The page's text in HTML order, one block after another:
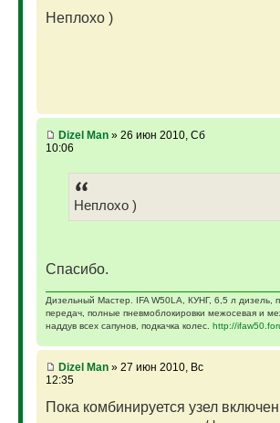
Неплохо )
Dizel Man» 26 июн 2010, Сб
10:06
Неплохо )
Спасибо.
Дизельный Мастер. IFA W50LA, КУНГ, 6,5 л дизель,
передач, полные пневмоблокировки межосевая и
наддув всех сапунов, подкачка колес. http://
Dizel Man» 27 июн 2010, Вс
12:35
Пока комбинируется узел